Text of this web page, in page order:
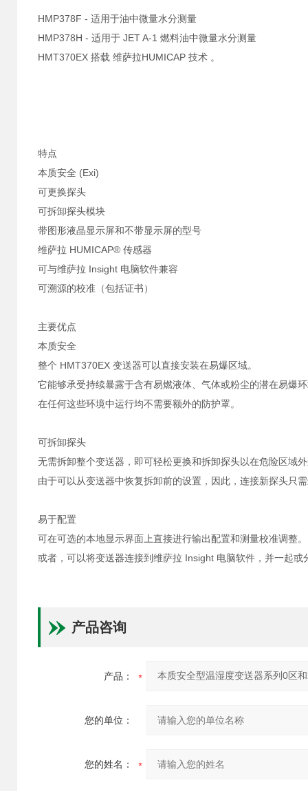
HMP378F - 适用于油中微量水分测量
HMP378H - 适用于 JET A-1 燃料油中微量水分测量
HMT370EX 搭载 维萨拉HUMICAP 技术 。
特点
本质安全 (Exi)
可更换探头
可拆卸探头模块
带图形液晶显示屏和不带显示屏的型号
维萨拉 HUMICAP® 传感器
可与维萨拉 Insight 电脑软件兼容
可溯源的校准（包括证书）
主要优点
本质安全
整个 HMT370EX 变送器可以直接安装在易爆区域。
它能够承受持续暴露于含有易燃液体、气体或粉尘的潜在易爆
在任何这些环境中运行均不需要额外的防护罩。
可拆卸探头
无需拆卸整个变送器，即可轻松更换和拆卸探头以在危险区域
由于可以从变送器中恢复拆卸前的设置，因此，连接新探头只
易于配置
可在可选的本地显示界面上直接进行输出配置和测量校准调整。
或者，可以将变送器连接到维萨拉 Insight 电脑软件，并一起或
产品咨询
产品：
您的单位：
您的姓名：